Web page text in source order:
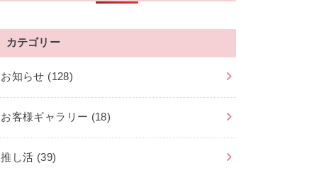
カテゴリー
お知らせ (128)
お客様ギャラリー (18)
推し活 (39)